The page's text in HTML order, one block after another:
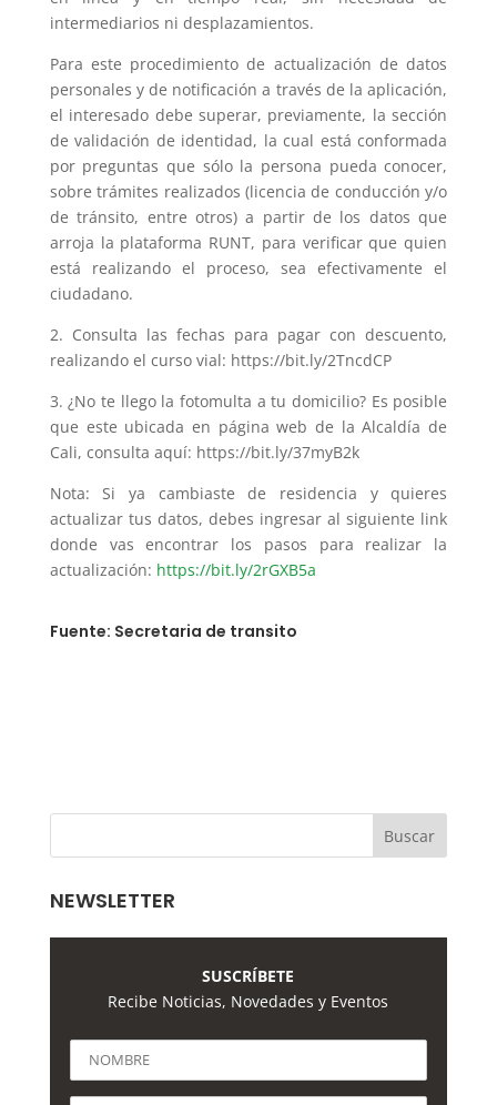
intermediarios ni desplazamientos.
Para este procedimiento de actualización de datos
personales y de notificación a través de la aplicación,
el interesado debe superar, previamente, la sección
de validación de identidad, la cual está conformada
por preguntas que sólo la persona pueda conocer,
sobre trámites realizados (licencia de conducción y/o
de tránsito, entre otros) a partir de los datos que
arroja la plataforma RUNT, para verificar que quien
está realizando el proceso, sea efectivamente el
ciudadano.
2. Consulta las fechas para pagar con descuento,
realizando el curso vial: https://bit.ly/2TncdCP
3. ¿No te llego la fotomulta a tu domicilio? Es posible
que este ubicada en página web de la Alcaldía de
Cali, consulta aquí: https://bit.ly/37myB2k
Nota: Si ya cambiaste de residencia y quieres
actualizar tus datos, debes ingresar al siguiente link
donde vas encontrar los pasos para realizar la
actualización: https://bit.ly/2rGXB5a
Fuente: Secretaria de transito
NEWSLETTER
SUSCRÍBETE
Recibe Noticias, Novedades y Eventos